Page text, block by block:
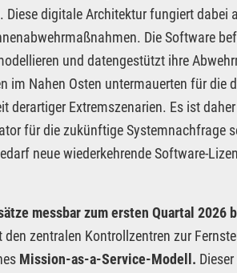
Diese digitale Architektur fungiert
Die Software
und datengestützt ihre
im Nahen Osten untermauerten für die
derartiger Extremszenarien. Es ist
für die zukünftige Systemnachfrage
neue wiederkehrende Software-
messbar zum ersten Quartal 2026
den zentralen Kontrollzentren zur
Mission-as-a-Service-Modell.